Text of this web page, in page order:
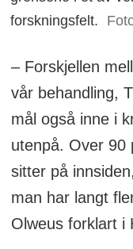
forskningsfelt.
– Forskjellen
vår behandling,
mål også inne i
utenpå. Over 90
sitter på
man har langt
Olweus forklart i